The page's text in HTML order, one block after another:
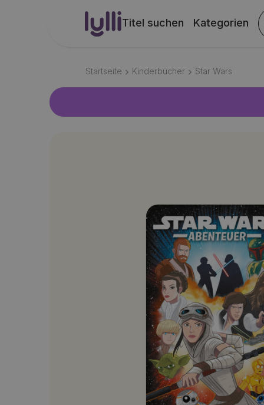
Titel suchen Kategorien
Startseite Kinderbücher Star Wars